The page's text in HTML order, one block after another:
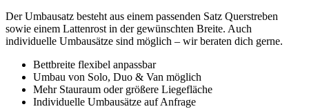
Der Umbausatz besteht aus einem passenden Satz Querstreben
sowie einem Lattenrost in der gewünschten Breite. Auch
individuelle Umbausätze sind möglich – wir beraten dich gerne.
Bettbreite flexibel anpassbar
Umbau von Solo, Duo & Van möglich
Mehr Stauraum oder größere Liegefläche
Individuelle Umbausätze auf Anfrage